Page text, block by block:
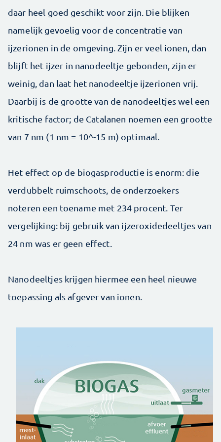
daar heel goed geschikt voor zijn. Die blijken
namelijk gevoelig voor de concentratie van
ijzerionen in de omgeving. Zijn er veel ionen, dan
blijft het ijzer in nanodeeltje gebonden, zijn er
weinig, dan laat het nanodeeltje ijzerionen vrij.
Daarbij is de grootte van de nanodeeltjes wel een
kritische factor; de Catalanen noemen een grootte
van 7 nm (1 nm = 10^-15 m) optimaal.
Het effect op de biogasproductie is enorm: die
verdubbelt ruimschoots, de onderzoekers
noteren een toename met 234 procent. Ter
vergelijking: bij gebruik van ijzeroxidedeeltjes van
24 nm was er geen effect.
Nanodeeltjes krijgen hiermee een heel nieuwe
toepassing als afgever van ionen.